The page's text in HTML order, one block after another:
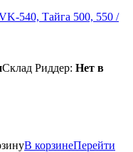
Склад Риддер: Нет в
В корзинеПерейти